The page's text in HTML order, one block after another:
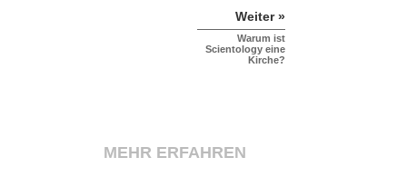
Weiter »
Warum ist
Scientology eine
Kirche?
MEHR ERFAHREN